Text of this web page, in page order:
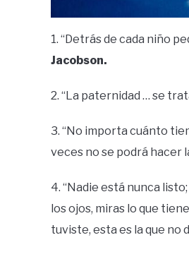
1. “Detrás de cada niño
Jacobson.
2. “La paternidad … se
3. “No importa cuánto
veces no se podrá
4. “Nadie está nunca
los ojos, miras lo que
tuviste, esta es la que no